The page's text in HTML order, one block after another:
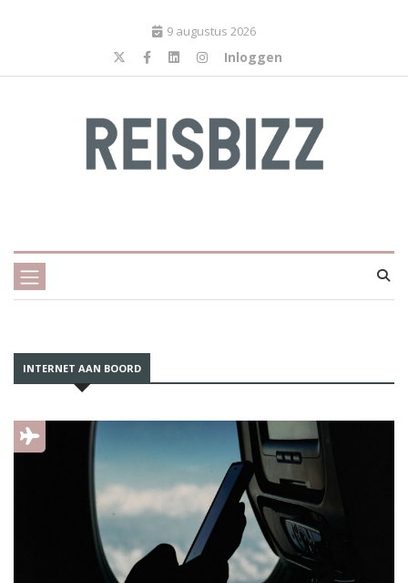
9 augustus 2026
Inloggen
INTERNET AAN BOORD